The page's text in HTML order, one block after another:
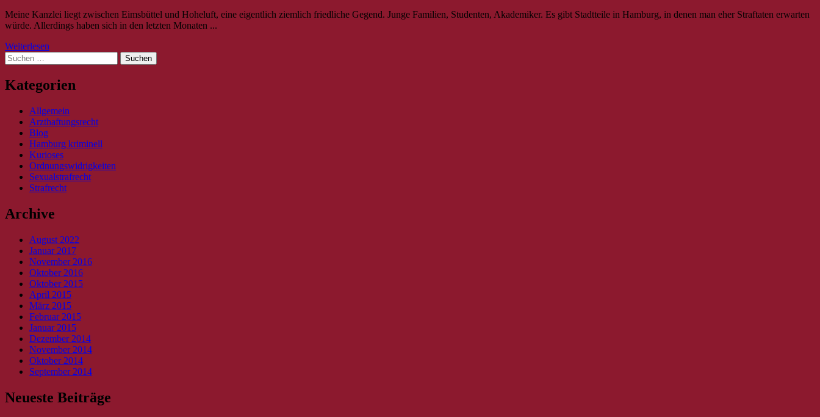
Meine Kanzlei liegt zwischen Eimsbüttel und Hoheluft, eine eigentlich ziemlich friedliche Gegend. Junge Familien, Studenten, Akademiker. Es gibt Stadtteile in Hamburg, in denen man eher Straftaten erwarten
würde. Allerdings haben sich in den letzten Monaten ...
Weiterlesen
Suche
nach:
Kategorien
Allgemein
Arzthaftungsrecht
Blog
Hamburg kriminell
Kurioses
Ordnungswidrigkeiten
Sexualstrafrecht
Strafrecht
Archive
August 2022
Januar 2017
November 2016
Oktober 2016
Oktober 2015
April 2015
März 2015
Februar 2015
Januar 2015
Dezember 2014
November 2014
Oktober 2014
September 2014
Neueste Beiträge